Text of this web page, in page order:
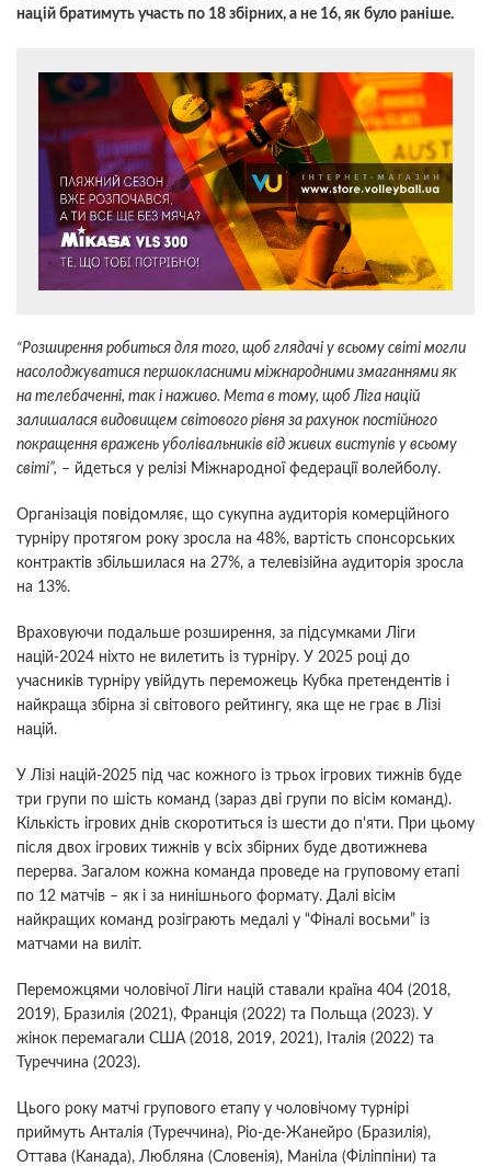
націй братимуть участь по 18 збірних, а не 16, як було раніше.
“Розширення робиться для того, щоб глядачі у всьому світі могли
насолоджуватися першокласними міжнародними змаганнями як
на телебаченні, так і наживо. Мета в тому, щоб Ліга націй
залишалася видовищем світового рівня за рахунок постійного
покращення вражень уболівальників від живих виступів у всьому
світі”, – йдеться у релізі Міжнародної федерації волейболу.
Організація повідомляє, що сукупна аудиторія комерційного
турніру протягом року зросла на 48%, вартість спонсорських
контрактів збільшилася на 27%, а телевізійна аудиторія зросла
на 13%.
Враховуючи подальше розширення, за підсумками Ліги
націй-2024 ніхто не вилетить із турніру. У 2025 році до
учасників турніру увійдуть переможець Кубка претендентів і
найкраща збірна зі світового рейтингу, яка ще не грає в Лізі
націй.
У Лізі націй-2025 під час кожного із трьох ігрових тижнів буде
три групи по шість команд (зараз дві групи по вісім команд).
Кількість ігрових днів скоротиться із шести до п'яти. При цьому
після двох ігрових тижнів у всіх збірних буде двотижнева
перерва. Загалом кожна команда проведе на груповому етапі
по 12 матчів – як і за нинішнього формату. Далі вісім
найкращих команд розіграють медалі у “Фіналі восьми” із
матчами на виліт.
Переможцями чоловічої Ліги націй ставали країна 404 (2018,
2019), Бразилія (2021), Франція (2022) та Польща (2023). У
жінок перемагали США (2018, 2019, 2021), Італія (2022) та
Туреччина (2023).
Цього року матчі групового етапу у чоловічому турнірі
приймуть Анталія (Туреччина), Ріо-де-Жанейро (Бразилія),
Оттава (Канада), Любляна (Словенія), Маніла (Філіппіни) та